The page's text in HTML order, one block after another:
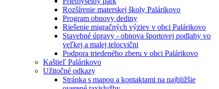
Rozšírenie materskej školy Palárikovo
Program obnovy dediny
Riešenie migračných výziev v obci Palárikovo
Stavebné úpravy - obnova športovej podlahy vo
veľkej a malej telocvični
Podpora triedeného zberu v obci Palárikovo
Kaštieľ Palárikovo
Užitočné odkazy
Stránka s mapou a kontaktami na najbližšie